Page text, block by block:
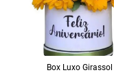
Box Luxo Girassol